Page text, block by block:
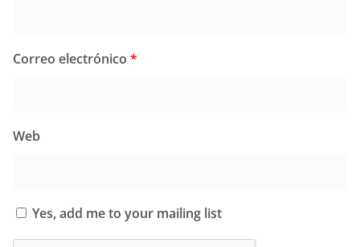
Correo electrónico *
Web
Yes, add me to your mailing list